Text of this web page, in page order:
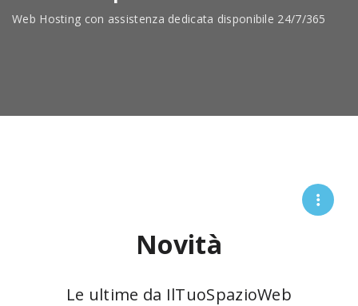
Web Hosting con assistenza dedicata disponibile 24/7/365
Novità
Le ultime da IlTuoSpazioWeb